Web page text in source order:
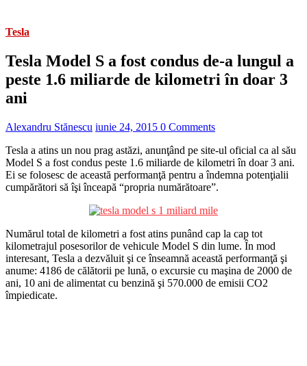
Tesla
Tesla Model S a fost condus de-a lungul a
peste 1.6 miliarde de kilometri în doar 3
ani
Alexandru Stănescu iunie 24, 2015 0 Comments
Tesla a atins un nou prag astăzi, anunţând pe site-ul oficial ca al său
Model S a fost condus peste 1.6 miliarde de kilometri în doar 3 ani.
Ei se folosesc de această performanţă pentru a îndemna potenţialii
cumpărători să îşi înceapă “propria numărătoare”.
Numărul total de kilometri a fost atins punând cap la cap tot
kilometrajul posesorilor de vehicule Model S din lume. În mod
interesant, Tesla a dezvăluit şi ce înseamnă această performanţă şi
anume: 4186 de călătorii pe lună, o excursie cu maşina de 2000 de
ani, 10 ani de alimentat cu benzină şi 570.000 de emisii CO2
împiedicate.